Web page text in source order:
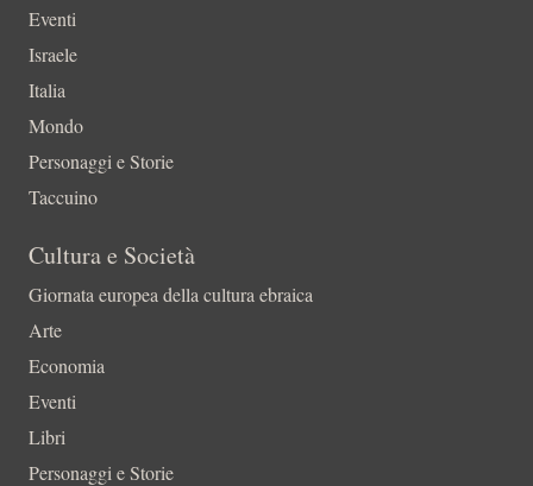
Eventi
Israele
Italia
Mondo
Personaggi e Storie
Taccuino
Cultura e Società
Giornata europea della cultura ebraica
Arte
Economia
Eventi
Libri
Personaggi e Storie